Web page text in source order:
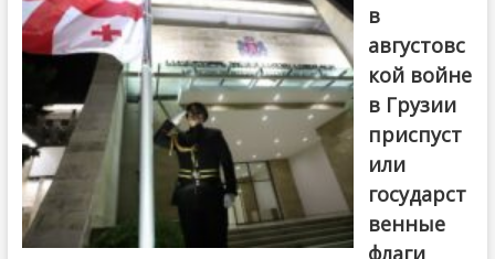
в
августовс
кой войне
в Грузии
приспуст
или
государст
венные
флаги